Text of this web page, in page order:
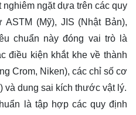
ngặt dựa trên các quy
(Mỹ), JIS (Nhật Bản),
chuẩn này đóng vai trò là
điều kiện khắt khe về thành
Crom, Niken), các chỉ số cơ
và dung sai kích thước vật lý.
là tập hợp các quy định